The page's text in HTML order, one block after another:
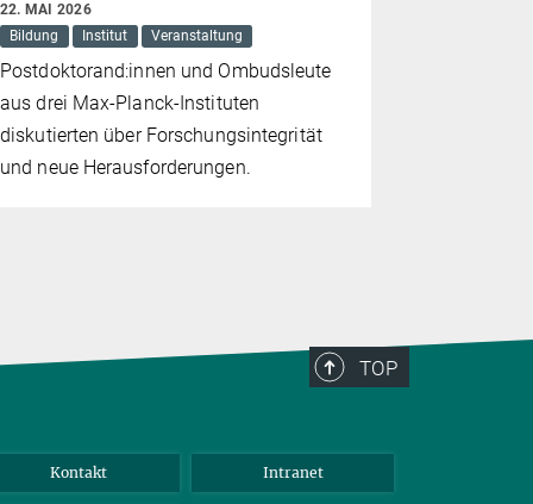
22. MAI 2026
Bildung
Institut Veranstaltung
Postdoktorand:innen und Ombudsleute
aus drei Max-Planck-Instituten
diskutierten über Forschungsintegrität
und neue Herausforderungen.
TOP
Kontakt Intranet